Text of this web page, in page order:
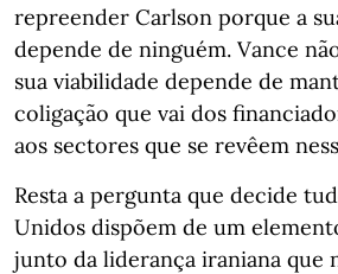
repreender Carlson porque a
depende de ninguém. Vance
sua viabilidade depende de
coligação que vai dos
aos sectores que se revêem
Resta a pergunta que decide
Unidos dispõem de um
junto da liderança iraniana que